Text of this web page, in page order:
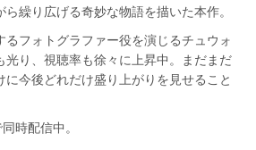
繰り広げる奇妙な物語を描いた本作。
るフォトグラファー役を演じるチュウォ
光り、視聴率も徐々に上昇中。まだまだ
に今後どれだけ盛り上がりを見せること
時配信中。